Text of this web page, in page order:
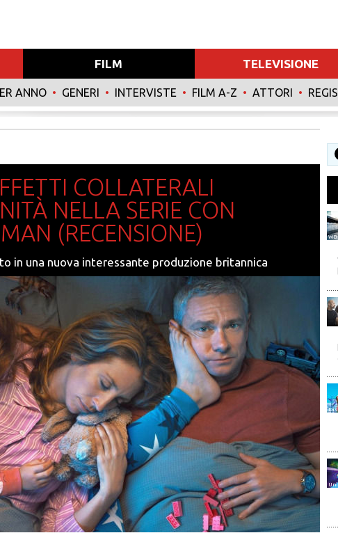
FILM TELEVISIONE
ANNO • GENERI • INTERVISTE • FILM A-Z • ATTORI •
COLLATERALI
NELLA SERIE CON
(RECENSIONE)
in una nuova interessante produzione britannica
WB